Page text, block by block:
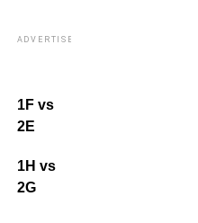
ADVERTISEMENT
1F vs
2E
1H vs
2G